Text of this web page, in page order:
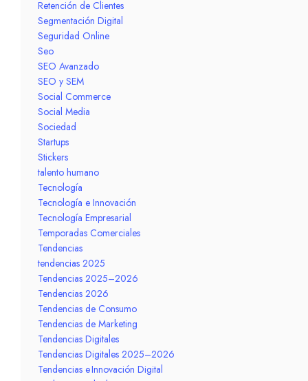
Retención de Clientes
Segmentación Digital
Seguridad Online
Seo
SEO Avanzado
SEO y SEM
Social Commerce
Social Media
Sociedad
Startups
Stickers
talento humano
Tecnología
Tecnología e Innovación
Tecnología Empresarial
Temporadas Comerciales
Tendencias
tendencias 2025
Tendencias 2025–2026
Tendencias 2026
Tendencias de Consumo
Tendencias de Marketing
Tendencias Digitales
Tendencias Digitales 2025–2026
Tendencias e Innovación Digital